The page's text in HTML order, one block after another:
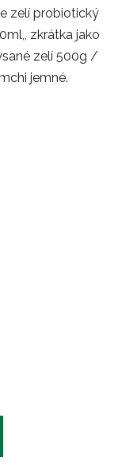
zelí probiotický
zkrátka jako
zelí 500g /
jemné.